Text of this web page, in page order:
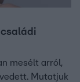
családi
mesélt arról,
Mutatjuk